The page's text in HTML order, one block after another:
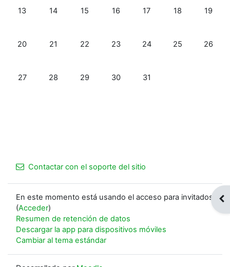
Sin eventos, domingo, 13 octubre
13 Sin eventos, lunes, 14 octubre
14 Sin eventos, martes, 15 octubre
15 Sin eventos, miércoles, 16 octubre
16 Sin eventos, jueves, 17
17 Sin eventos,
18 Sin
19
Sin eventos, domingo, 20 octubre
20 Sin eventos, lunes, 21 octubre
21 Sin eventos, martes, 22 octubre
22 Sin eventos, miércoles, 23
23 Sin eventos, jueves, 24
24 Sin eventos,
25 Sin
26
Sin eventos, domingo, 27 octubre
27 Sin eventos, lunes, 28 octubre
28 Sin eventos, martes, 29 octubre
29 Sin eventos, miércoles, 30
30 Sin eventos, jueves, 31
31
Contactar con el soporte del sitio
En este momento está usando el acceso para invitados
(Acceder)
Resumen de retención de datos
Descargar la app para dispositivos móviles
Cambiar al tema estándar